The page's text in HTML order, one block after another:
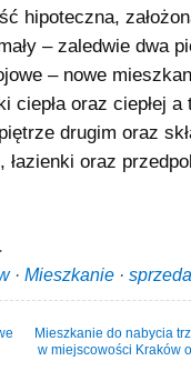
hipoteczna,
– zaledwie dwa
– nowe
ciepła oraz ciepłej
drugim oraz
oraz
.
· Mieszkanie ·
Mieszkanie do nabycia
w miejscowości Kraków